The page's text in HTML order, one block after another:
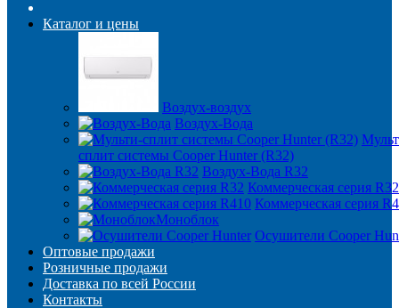
Каталог и цены
Воздух-воздух
Воздух-Вода
сплит системы Cooper Hunter (R32)
Воздух-Вода R32
Коммерческая серия R32
Коммерческая серия
Моноблок
Осушители Cooper
Оптовые продажи
Розничные продажи
Доставка по всей России
Контакты